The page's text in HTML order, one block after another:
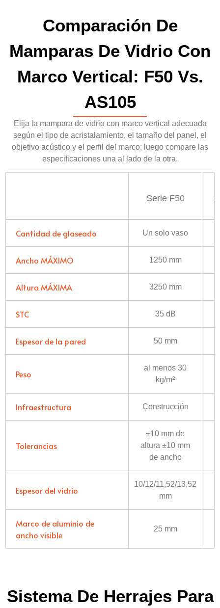
Comparación De
Mamparas De Vidrio Con
Marco Vertical: F50 Vs.
AS105
Elija la mampara de vidrio con marco vertical adecuada
según el tipo de acristalamiento, el tamaño del panel, el
objetivo acústico y el perfil del marco; luego compare las
especificaciones una al lado de la otra.
Serie F50
Cantidad de glaseado Un solo vaso
Ancho MÁXIMO 1250 mm
Altura MÁXIMA 3250 mm
STC 35 dB
Espesor de la pared 50 mm
Peso
al menos 30
kg/m²
Infraestructura Construcción
Tolerancias
±10 mm de
altura ±10 mm
de ancho
Espesor del vidrio
10/12/11,52/13,52
mm
Marco de aluminio de
ancho visible
25 mm
Sistema De Herrajes Para